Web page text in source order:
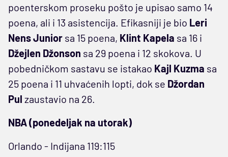
poenterskom proseku pošto je upisao samo 14
poena, ali i 13 asistencija. Efikasniji je bio Leri
Nens Junior sa 15 poena, Klint Kapela sa 16 i
Džejlen Džonson sa 29 poena i 12 skokova. U
pobedničkom sastavu se istakao Kajl Kuzma sa
25 poena i 11 uhvaćenih lopti, dok se Džordan
Pul zaustavio na 26.
NBA (ponedeljak na utorak)
Orlando - Indijana 119:115